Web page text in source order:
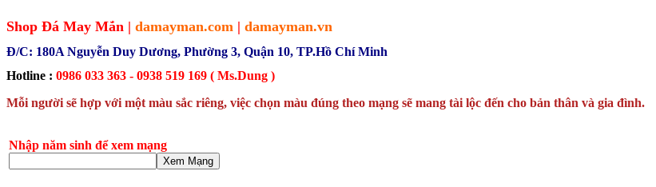
Shop Đá May Mắn | damayman.com | damayman.vn
Đ/C: 180A Nguyễn Duy Dương, Phường 3, Quận 10, TP.Hồ Chí Minh
Hotline : 0986 033 363 - 0938 519 169 ( Ms.Dung )
Mỗi người sẽ hợp với một màu sắc riêng, việc chọn màu đúng theo mạng sẽ mang tài lộc đến cho bản thân và gia đình.
Nhập năm sinh để xem mạng
Xem Mạng